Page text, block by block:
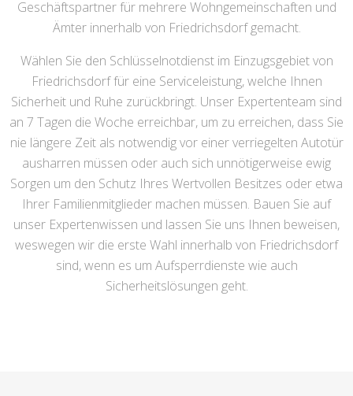
Geschäftspartner für mehrere Wohngemeinschaften und
Ämter innerhalb von Friedrichsdorf gemacht.
Wählen Sie den Schlüsselnotdienst im Einzugsgebiet von
Friedrichsdorf für eine Serviceleistung, welche Ihnen
Sicherheit und Ruhe zurückbringt. Unser Expertenteam sind
an 7 Tagen die Woche erreichbar, um zu erreichen, dass Sie
nie längere Zeit als notwendig vor einer verriegelten Autotür
ausharren müssen oder auch sich unnötigerweise ewig
Sorgen um den Schutz Ihres Wertvollen Besitzes oder etwa
Ihrer Familienmitglieder machen müssen. Bauen Sie auf
unser Expertenwissen und lassen Sie uns Ihnen beweisen,
weswegen wir die erste Wahl innerhalb von Friedrichsdorf
sind, wenn es um Aufsperrdienste wie auch
Sicherheitslösungen geht.